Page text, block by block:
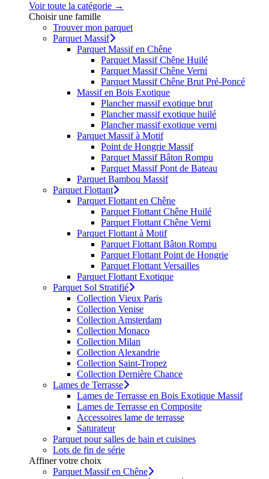
Voir toute la catégorie →
Choisir une famille
Trouver mon parquet
Parquet Massif
Parquet Massif en Chêne
Parquet Massif Chêne Huilé
Parquet Massif Chêne Verni
Parquet Massif Chêne Brut Pré-Poncé
Massif en Bois Exotique
Plancher massif exotique brut
Plancher massif exotique huilé
Plancher massif exotique verni
Parquet Massif à Motif
Point de Hongrie Massif
Parquet Massif Bâton Rompu
Parquet Massif Pont de Bateau
Parquet Bambou Massif
Parquet Flottant
Parquet Flottant en Chêne
Parquet Flottant Chêne Huilé
Parquet Flottant Chêne Verni
Parquet Flottant à Motif
Parquet Flottant Bâton Rompu
Parquet Flottant Point de Hongrie
Parquet Flottant Versailles
Parquet Flottant Exotique
Parquet Sol Stratifié
Collection Vieux Paris
Collection Venise
Collection Amsterdam
Collection Monaco
Collection Milan
Collection Alexandrie
Collection Saint-Tropez
Collection Dernière Chance
Lames de Terrasse
Lames de Terrasse en Bois Exotique Massif
Lames de Terrasse en Composite
Accessoires lame de terrasse
Saturateur
Parquet pour salles de bain et cuisines
Lots de fin de série
Affiner votre choix
Parquet Massif en Chêne